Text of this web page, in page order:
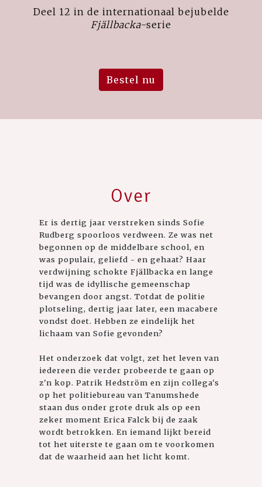
Deel 12 in de internationaal bejubelde
Fjällbacka-serie
Bestel nu
Over
Er is dertig jaar verstreken sinds Sofie
Rudberg spoorloos verdween. Ze was net
begonnen op de middelbare school, en
was populair, geliefd - en gehaat? Haar
verdwijning schokte Fjällbacka en lange
tijd was de idyllische gemeenschap
bevangen door angst. Totdat de politie
plotseling, dertig jaar later, een macabere
vondst doet. Hebben ze eindelijk het
lichaam van Sofie gevonden?
Het onderzoek dat volgt, zet het leven van
iedereen die verder probeerde te gaan op
z'n kop. Patrik Hedström en zijn collega's
op het politiebureau van Tanumshede
staan dus onder grote druk als op een
zeker moment Erica Falck bij de zaak
wordt betrokken. En iemand lijkt bereid
tot het uiterste te gaan om te voorkomen
dat de waarheid aan het licht komt.